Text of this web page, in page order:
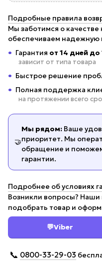
Подробные правила
Мы заботимся о качестве
обеспечиваем надежную
Гарантия от 14 дней до
зависит от типа товара
Быстрое решение
Полная поддержка
на протяжении всего
🤝
Мы рядом: Ваше
приоритет. Мы
обращение и
гарантии.
Подробнее об условиях
Возникли вопросы?
подобрать товар и
💬Viber
📞 0800-33-29-03